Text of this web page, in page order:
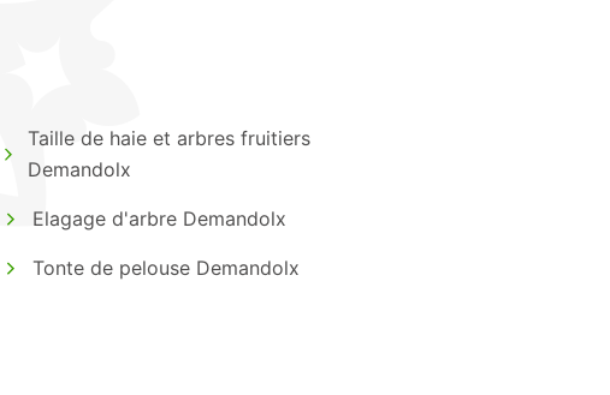
Taille de haie et arbres fruitiers
Demandolx
Elagage d'arbre Demandolx
Tonte de pelouse Demandolx